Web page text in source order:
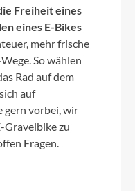
Freiheit eines
eines E-Bikes
mehr frische
So wählen
Rad auf dem
auf
gern vorbei, wir
Gravelbike zu
Fragen.